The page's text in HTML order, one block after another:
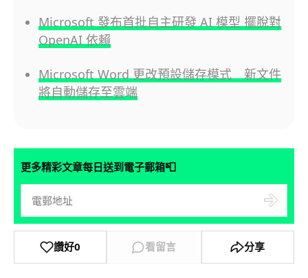
Microsoft 發布首批自主研發 AI 模型 擺脫對
OpenAI 依賴
Microsoft Word 更改預設儲存模式 新文件
將自動儲存至雲端
更多精彩文章每日送到電子郵箱📮
讚好0 看留言 分享